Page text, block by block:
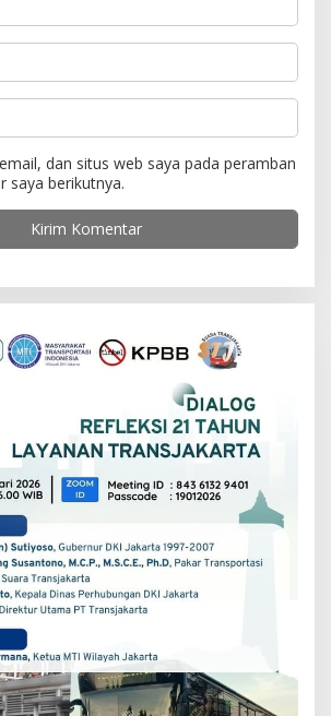
dan situs web saya pada peramban
saya berikutnya.